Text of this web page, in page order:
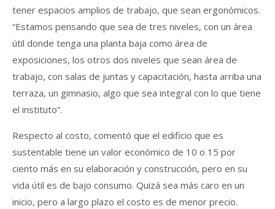
tener espacios amplios de trabajo, que sean ergonómicos.
“Estamos pensando que sea de tres niveles, con un área
útil donde tenga una planta baja como área de
exposiciones, los otros dos niveles que sean área de
trabajo, con salas de juntas y capacitación, hasta arriba una
terraza, un gimnasio, algo que sea integral con lo que tiene
el instituto”.
Respecto al costo, comentó que el edificio que es
sustentable tiene un valor económico de 10 o 15 por
ciento más en su elaboración y construcción, pero en su
vida útil es de bajo consumo. Quizá sea más caro en un
inicio, pero a largo plazo el costo es de menor precio.